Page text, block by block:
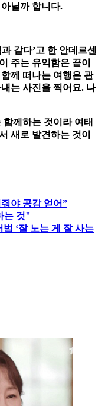
닐까 합니다.
같다’고 한 안데르센
주는 유익함은 끝이
께 떠나는 여행은 관
는 사진을 찍어요. 나
께하는 것이라 여태
새로 발견하는 것이
야 공감 얻어”
는 것"
‘잘 노는 게 잘 사는